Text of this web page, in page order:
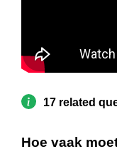
17 related
Hoe vaak